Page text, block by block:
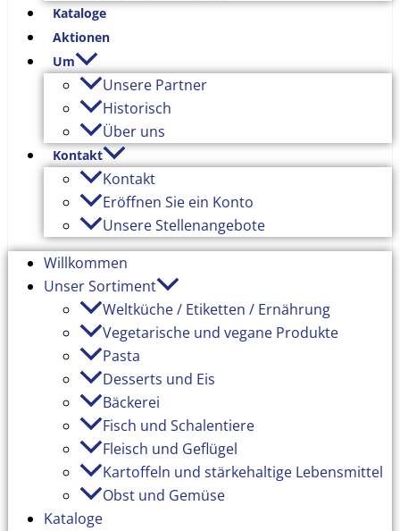
Kataloge
Aktionen
Um
Unsere Partner
Historisch
Über uns
Kontakt
Kontakt
Eröffnen Sie ein Konto
Unsere Stellenangebote
Willkommen
Unser Sortiment
Weltküche / Etiketten / Ernährung
Vegetarische und vegane Produkte
Pasta
Desserts und Eis
Bäckerei
Fisch und Schalentiere
Fleisch und Geflügel
Kartoffeln und stärkehaltige Lebensmittel
Obst und Gemüse
Kataloge